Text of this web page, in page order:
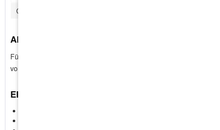
Gewinde:
ANWENDUNG:
Für die Befestigung von Gipskartonplatten auf Metallprofilen
von 0,8 - 2,3mm Stärke.
EIGENSCHAFTEN: